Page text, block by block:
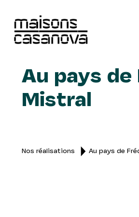
Au pays de
Mistral
Nos réalisations Au pays de